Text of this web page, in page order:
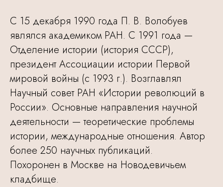
С 15 декабря 1990 года П. В. Волобуев
являлся академиком РАН. С 1991 года —
Отделение истории (история СССР),
президент Ассоциации истории Первой
мировой войны (с 1993 г.). Возглавлял
Научный совет РАН «Истории революций в
России». Основные направления научной
деятельности — теоретические проблемы
истории, международные отношения. Автор
более 250 научных публикаций.
Похоронен в Москве на Новодевичьем
кладбище.